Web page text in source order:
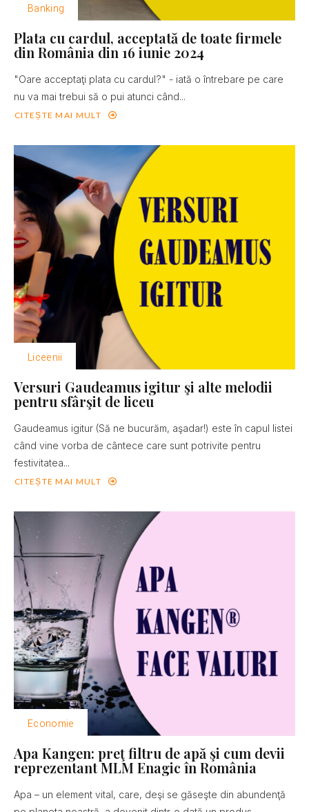
Banking
Plata cu cardul, acceptată de toate firmele
din România din 16 iunie 2024
"Oare acceptaţi plata cu cardul?" - iată o întrebare pe care
nu va mai trebui să o pui atunci când...
CITEȘTE MAI MULT
Liceenii
Versuri Gaudeamus igitur şi alte melodii
pentru sfârşit de liceu
Gaudeamus igitur (Să ne bucurăm, aşadar!) este în capul listei
când vine vorba de cântece care sunt potrivite pentru
festivitatea...
CITEȘTE MAI MULT
Economie
Apa Kangen: preţ filtru de apă şi cum devii
reprezentant MLM Enagic în România
Apa – un element vital, care, deşi se găseşte din abundenţă